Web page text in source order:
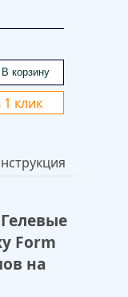
В корзину
клик
Form
на